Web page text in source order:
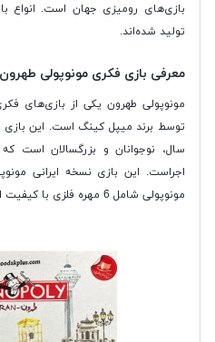
بازی‌های رومیزی جهان است. انواع
تولید شده‌اند.
معرفی بازی فکری مونوپولی طهرون
مونوپولی طهرون یکی از بازی‌های
سال، نوجوانان و بزرگسالان است
اجراست. این بازی نسخه ایرانی
مونوپولی شامل 6 مهره فلزی با کیفیت است.